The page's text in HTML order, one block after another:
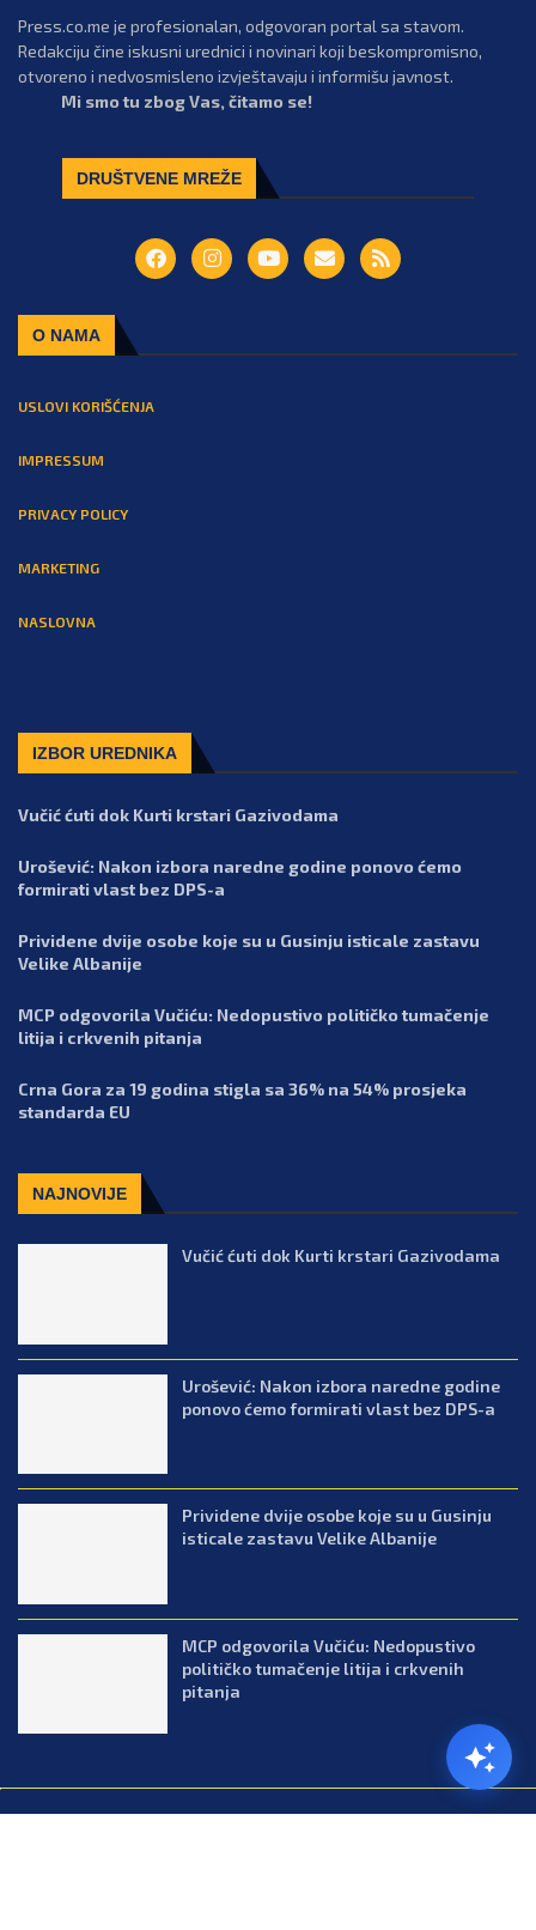
Press.co.me je profesionalan, odgovoran portal sa stavom.
Redakciju čine iskusni urednici i novinari koji beskompromisno,
otvoreno i nedvosmisleno izvještavaju i informišu javnost.
Mi smo tu zbog Vas, čitamo se!
DRUŠTVENE MREŽE
O NAMA
USLOVI KORIŠĆENJA
IMPRESSUM
PRIVACY POLICY
MARKETING
NASLOVNA
IZBOR UREDNIKA
Vučić ćuti dok Kurti krstari Gazivodama
Urošević: Nakon izbora naredne godine ponovo ćemo
formirati vlast bez DPS-a
Prividene dvije osobe koje su u Gusinju isticale zastavu
Velike Albanije
MCP odgovorila Vučiću: Nedopustivo političko tumačenje
litija i crkvenih pitanja
Crna Gora za 19 godina stigla sa 36% na 54% prosjeka
standarda EU
NAJNOVIJE
Vučić ćuti dok Kurti krstari Gazivodama
Urošević: Nakon izbora naredne godine
ponovo ćemo formirati vlast bez DPS-a
Prividene dvije osobe koje su u Gusinju
isticale zastavu Velike Albanije
MCP odgovorila Vučiću: Nedopustivo
političko tumačenje litija i crkvenih
pitanja